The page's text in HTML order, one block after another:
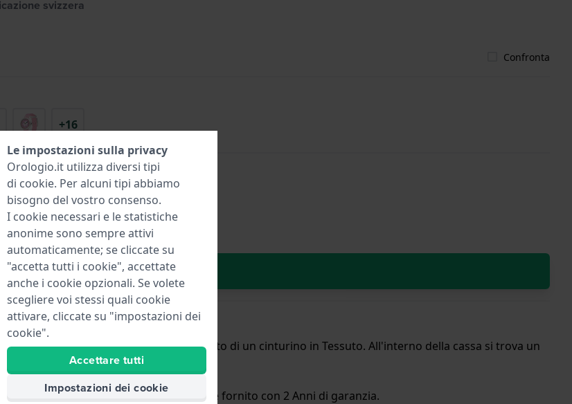
svizzera
Confronta
+16
Aggiungi al carrello
con un diametro di 30 mm ed è dotato di un cinturino in Tessuto. All'interno della cassa si trova un
impermeabile agli spruzzi. L'orologio è fornito con 2 Anni di garanzia.
Le impostazioni sulla privacy
Orologio.it utilizza diversi tipi
di cookie. Per alcuni tipi abbiamo
bisogno del vostro consenso.
I cookie necessari e le statistiche
anonime sono sempre attivi
automaticamente; se cliccate su
"accetta tutti i cookie", accettate
anche i cookie opzionali. Se volete
scegliere voi stessi quali cookie
attivare, cliccate su "impostazioni dei
cookie".
Accettare tutti
Impostazioni dei cookie